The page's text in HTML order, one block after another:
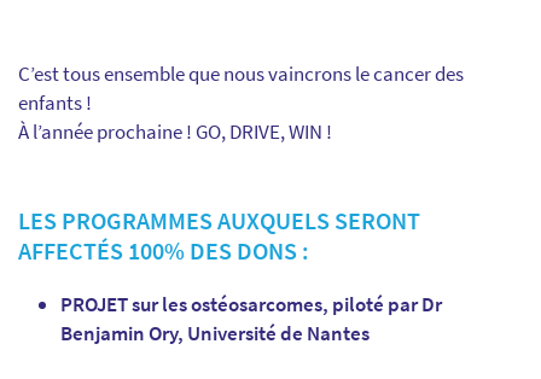
C’est tous ensemble que nous vaincrons le cancer des
enfants !
À l’année prochaine ! GO, DRIVE, WIN !
LES PROGRAMMES AUXQUELS SERONT
AFFECTÉS 100% DES DONS :
PROJET sur les ostéosarcomes, piloté par Dr
Benjamin Ory, Université de Nantes